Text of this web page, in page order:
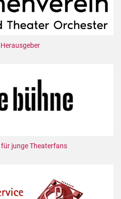
junge Theaterfans